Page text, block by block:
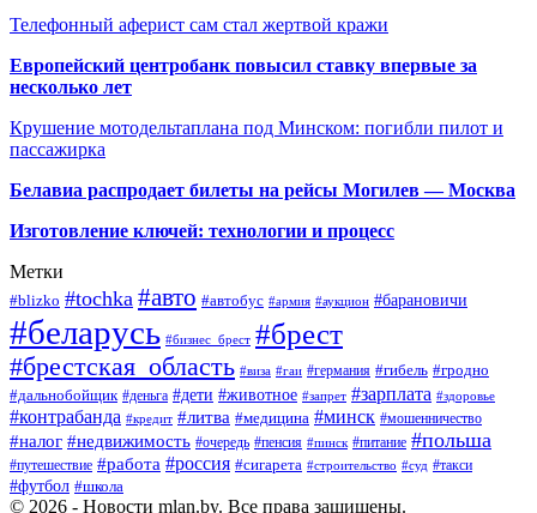
Телефонный аферист сам стал жертвой кражи
Европейский центробанк повысил ставку впервые за
несколько лет
Крушение мотодельтаплана под Минском: погибли пилот и
пассажирка
Белавиа распродает билеты на рейсы Могилев — Москва
Изготовление ключей: технологии и процесс
Метки
#blizko #tochka #авто #автобус #армия #аукцион #барановичи
#беларусь #бизнес_брест #брест
#брестская_область #виза #гаи #германия #гибель #гродно
#дальнобойщик #деньга #дети #животное #запрет #зарплата #здоровье
#контрабанда #кредит #литва #медицина #минск #мошенничество
#налог #недвижимость #очередь #пенсия #пинск #питание #польша
#путешествие #работа #россия #сигарета #строительство #суд #такси
#футбол #школа
© 2026 - Новости mlan.by. Все права защищены.